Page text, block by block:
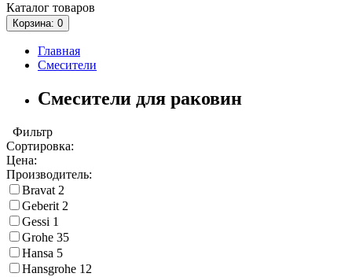
Каталог товаров
Корзина: 0
Главная
Смесители
Смесители для раковин
Фильтр
Сортировка:
Цена:
Производитель:
Bravat 2
Geberit 2
Gessi 1
Grohe 35
Hansa 5
Hansgrohe 12